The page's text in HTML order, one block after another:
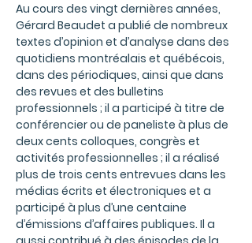
Au cours des vingt dernières années,
Gérard Beaudet a publié de nombreux
textes d’opinion et d’analyse dans des
quotidiens montréalais et québécois,
dans des périodiques, ainsi que dans
des revues et des bulletins
professionnels ; il a participé à titre de
conférencier ou de paneliste à plus de
deux cents colloques, congrès et
activités professionnelles ; il a réalisé
plus de trois cents entrevues dans les
médias écrits et électroniques et a
participé à plus d’une centaine
d’émissions d’affaires publiques. Il a